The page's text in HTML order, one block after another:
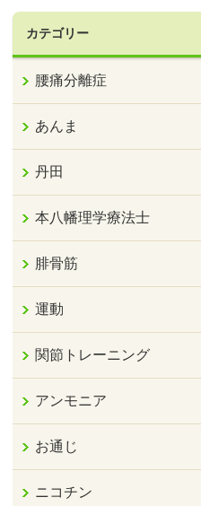
カテゴリー
腰痛分離症
あんま
丹田
本八幡理学療法士
腓骨筋
運動
関節トレーニング
アンモニア
お通じ
ニコチン